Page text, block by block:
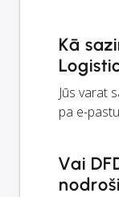
Kā
Jūs varat
pa e-pastu
Vai